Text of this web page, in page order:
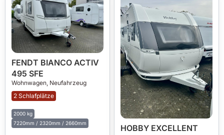
FENDT BIANCO ACTIV
495 SFE
Wohnwagen, Neufahrzeug
2 Schlafplätze
2000 kg
7220mm / 2320mm / 2660mm
HOBBY EXCELLENT